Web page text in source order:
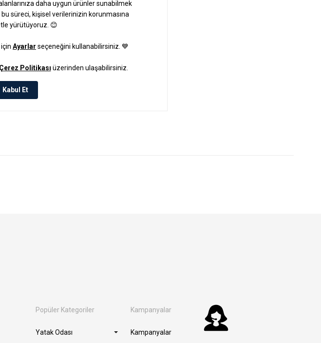
Popüler Kategoriler
Yatak Odası
Kampanyalar
Kampanyalar